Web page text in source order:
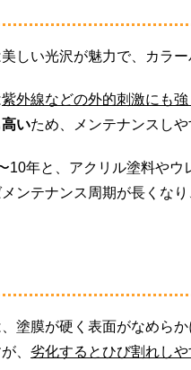
しい光沢が魅力で、カラ
紫外線などの外的刺激にも
いため、メンテナンスしや
10年と、アクリル塗料や
ンテナンス周期が長くな
塗膜が硬く表面がなめら
、 劣化するとひび割れしや